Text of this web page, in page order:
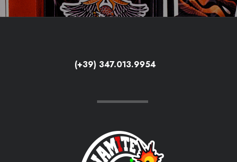
(+39) 347.013.9954